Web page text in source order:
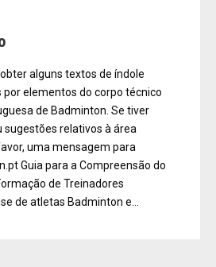
alguns textos de índole
por elementos do corpo técnico
de Badminton. Se tiver
sugestões relativos à área
uma mensagem para
Guia para a Compreensão do
de Treinadores
de atletas Badminton e...